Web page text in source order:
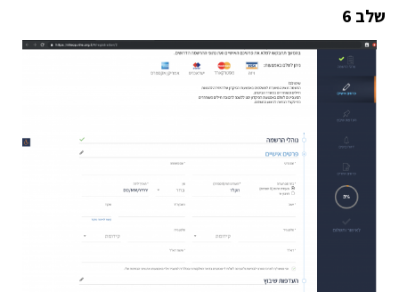
שלב 6